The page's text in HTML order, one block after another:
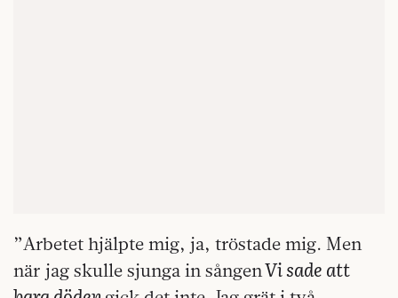
”Arbetet hjälpte mig, ja, tröstade mig. Men
när jag skulle sjunga in sångenVi sade att